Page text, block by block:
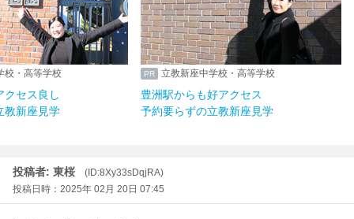
校・高等学校
クセス良し
教新座見学
立教新座中学校・高等学校
豊洲駅からも好アクセス
予約要らずの立教新座見学
投稿者: 東桜
(ID:8Xy33sDqjRA)
投稿日時：2025年 02月 20日 07:45